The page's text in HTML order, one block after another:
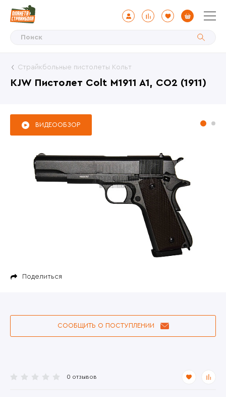
KJW Пистолет Colt M1911 A1, CO2 (1911)
Страйкбольные пистолеты Кольт
Поделиться
ВИДЕООБЗОР
0 отзывов
СООБЩИТЬ О ПОСТУПЛЕНИИ